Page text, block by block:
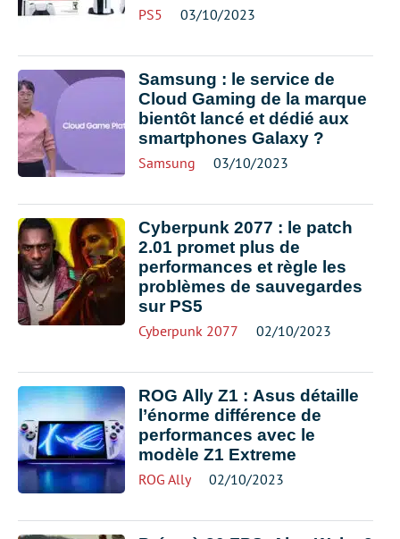
PS5 03/10/2023
Samsung : le service de
Cloud Gaming de la marque
bientôt lancé et dédié aux
smartphones Galaxy ?
Samsung 03/10/2023
Cyberpunk 2077 : le patch
2.01 promet plus de
performances et règle les
problèmes de sauvegardes
sur PS5
Cyberpunk 2077 02/10/2023
ROG Ally Z1 : Asus détaille
l’énorme différence de
performances avec le
modèle Z1 Extreme
ROG Ally 02/10/2023